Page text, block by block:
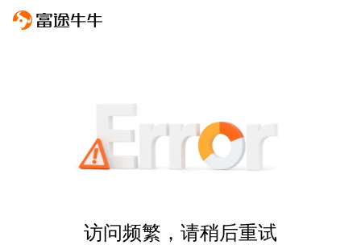
访问频繁，请稍后重试